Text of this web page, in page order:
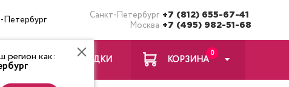
Петербург Санкт-Петербург +7 (812) 655-67-41
Москва +7 (495) 982-51-68
как: ЗАКЛАДКИ
0
КОРЗИНА